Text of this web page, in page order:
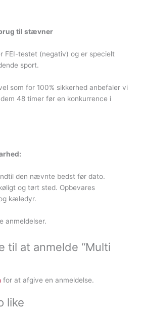
til stævner
FEI-testet (negativ) og er specielt
sport.
som for 100% sikkerhed anbefaler vi
48 timer før en konkurrence i
den nævnte bedst før dato.
og tørt sted. Opbevares
kæledyr.
anmeldelser.
til at anmelde “Multi
for at afgive en anmeldelse.
like